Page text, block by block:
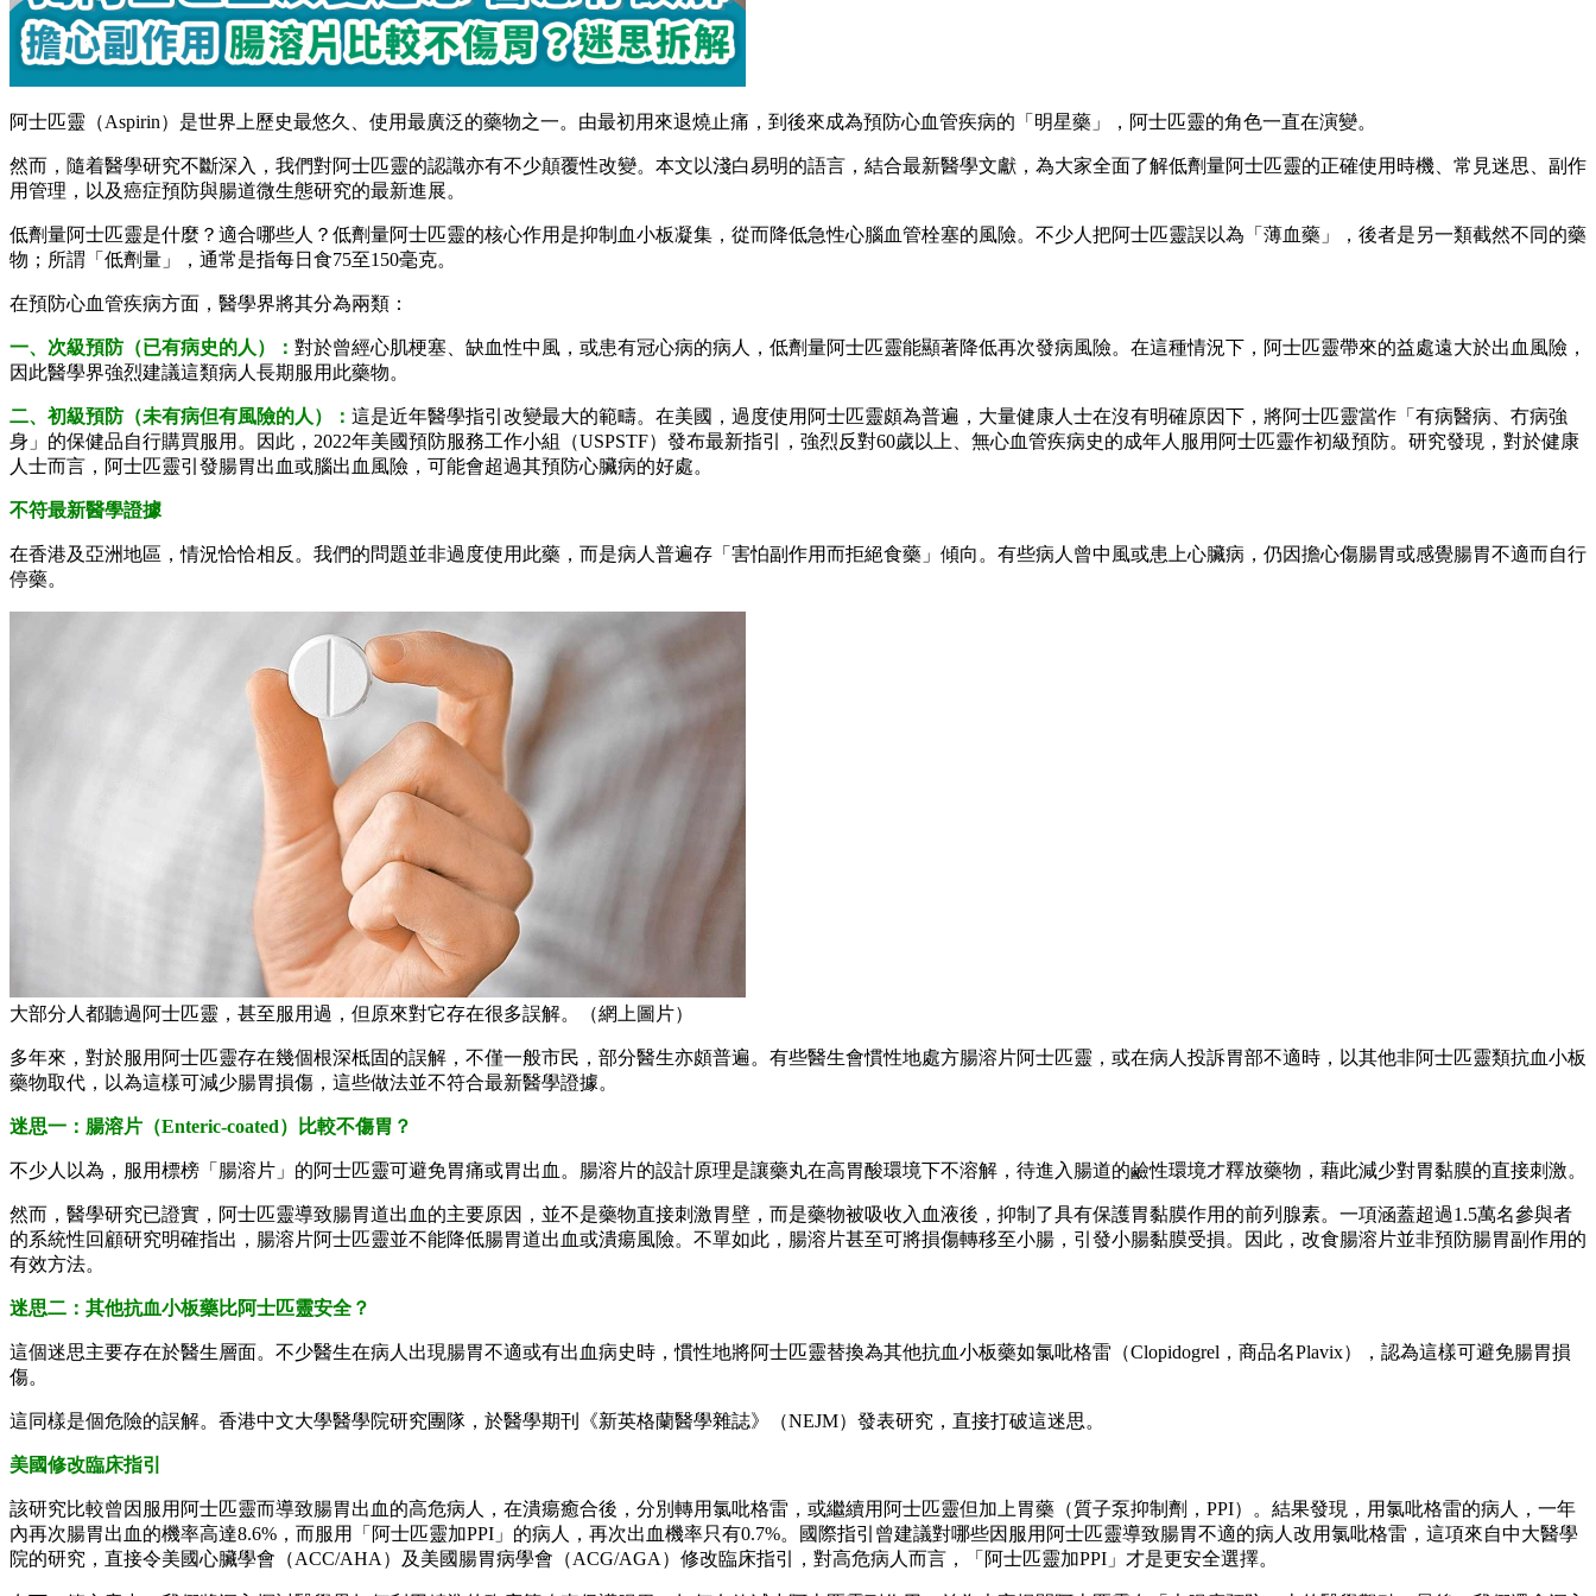
阿士匹靈（Aspirin）是世界上歷史最悠久、使用最廣泛的藥物之一。由最初用來退燒止痛，到後來成為預防心血管疾病的「明星藥」，阿士匹靈的角色一直在演變。
然而，隨着醫學研究不斷深入，我們對阿士匹靈的認識亦有不少顛覆性改變。本文以淺白易明的語言，結合最新醫學文獻，為大家全面了解低劑量阿士匹靈的正確使用時機、常見迷思、副作
用管理，以及癌症預防與腸道微生態研究的最新進展。
低劑量阿士匹靈是什麼？適合哪些人？低劑量阿士匹靈的核心作用是抑制血小板凝集，從而降低急性心腦血管栓塞的風險。不少人把阿士匹靈誤以為「薄血藥」，後者是另一類截然不同的藥
物；所謂「低劑量」，通常是指每日食75至150毫克。
在預防心血管疾病方面，醫學界將其分為兩類：
一、次級預防（已有病史的人）： 對於曾經心肌梗塞、缺血性中風，或患有冠心病的病人，低劑量阿士匹靈能顯著降低再次發病風險。在這種情況下，阿士匹靈帶來的益處遠大於出血風險，
因此醫學界強烈建議這類病人長期服用此藥物。
二、初級預防（未有病但有風險的人）： 這是近年醫學指引改變最大的範疇。在美國，過度使用阿士匹靈頗為普遍，大量健康人士在沒有明確原因下，將阿士匹靈當作「有病醫病、冇病強
身」的保健品自行購買服用。因此，2022年美國預防服務工作小組（USPSTF）發布最新指引，強烈反對60歲以上、無心血管疾病史的成年人服用阿士匹靈作初級預防。研究發現，對於健康
人士而言，阿士匹靈引發腸胃出血或腦出血風險，可能會超過其預防心臟病的好處。
不符最新醫學證據
在香港及亞洲地區，情況恰恰相反。我們的問題並非過度使用此藥，而是病人普遍存「害怕副作用而拒絕食藥」傾向。有些病人曾中風或患上心臟病，仍因擔心傷腸胃或感覺腸胃不適而自行
停藥。
大部分人都聽過阿士匹靈，甚至服用過，但原來對它存在很多誤解。（網上圖片）
多年來，對於服用阿士匹靈存在幾個根深柢固的誤解，不僅一般市民，部分醫生亦頗普遍。有些醫生會慣性地處方腸溶片阿士匹靈，或在病人投訴胃部不適時，以其他非阿士匹靈類抗血小板
藥物取代，以為這樣可減少腸胃損傷，這些做法並不符合最新醫學證據。
迷思一：腸溶片（Enteric-coated）比較不傷胃？
不少人以為，服用標榜「腸溶片」的阿士匹靈可避免胃痛或胃出血。腸溶片的設計原理是讓藥丸在高胃酸環境下不溶解，待進入腸道的鹼性環境才釋放藥物，藉此減少對胃黏膜的直接刺激。
然而，醫學研究已證實，阿士匹靈導致腸胃道出血的主要原因，並不是藥物直接刺激胃壁，而是藥物被吸收入血液後，抑制了具有保護胃黏膜作用的前列腺素。一項涵蓋超過1.5萬名參與者
的系統性回顧研究明確指出，腸溶片阿士匹靈並不能降低腸胃道出血或潰瘍風險。不單如此，腸溶片甚至可將損傷轉移至小腸，引發小腸黏膜受損。因此，改食腸溶片並非預防腸胃副作用的
有效方法。
迷思二：其他抗血小板藥比阿士匹靈安全？
這個迷思主要存在於醫生層面。不少醫生在病人出現腸胃不適或有出血病史時，慣性地將阿士匹靈替換為其他抗血小板藥如氯吡格雷（Clopidogrel，商品名Plavix），認為這樣可避免腸胃損
傷。
這同樣是個危險的誤解。香港中文大學醫學院研究團隊，於醫學期刊《新英格蘭醫學雜誌》（NEJM）發表研究，直接打破這迷思。
美國修改臨床指引
該研究比較曾因服用阿士匹靈而導致腸胃出血的高危病人，在潰瘍癒合後，分別轉用氯吡格雷，或繼續用阿士匹靈但加上胃藥（質子泵抑制劑，PPI）。結果發現，用氯吡格雷的病人，一年
內再次腸胃出血的機率高達8.6%，而服用「阿士匹靈加PPI」的病人，再次出血機率只有0.7%。國際指引曾建議對哪些因服用阿士匹靈導致腸胃不適的病人改用氯吡格雷，這項來自中大醫學
院的研究，直接令美國心臟學會（ACC/AHA）及美國腸胃病學會（ACG/AGA）修改臨床指引，對高危病人而言，「阿士匹靈加PPI」才是更安全選擇。